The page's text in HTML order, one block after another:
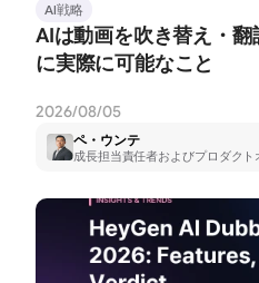
AI戦略
AIは動画を吹き替え・
に実際に可能なこと
2026/08/05
ペ・ウンテ
成長担当責任者およびプロダクト